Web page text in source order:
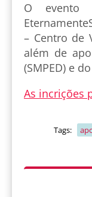
O evento
– Centro de
além de
(SMPED) e
As incrições
Tags: